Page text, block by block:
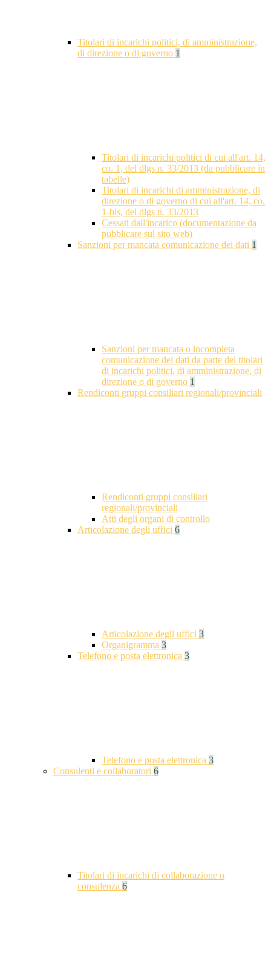
Titolari di incarichi politici, di amministrazione,
di direzione o di governo 1
Titolari di incarichi politici di cui all'art. 14,
co. 1, del dlgs n. 33/2013 (da pubblicare in
tabelle)
Titolari di incarichi di amministrazione, di
direzione o di governo di cui all'art. 14, co.
1-bis, del dlgs n. 33/2013
Cessati dall'incarico (documentazione da
pubblicare sul sito web)
Sanzioni per mancata comunicazione dei dati 1
Sanzioni per mancata o incompleta
comunicazione dei dati da parte dei titolari
di incarichi politici, di amministrazione, di
direzione o di governo 1
Rendiconti gruppi consiliari regionali/provinciali
Rendiconti gruppi consiliari
regionali/provinciali
Atti degli organi di controllo
Articolazione degli uffici 6
Articolazione degli uffici 3
Organigramma 3
Telefono e posta elettronica 3
Telefono e posta elettronica 3
Consulenti e collaboratori 6
Titolari di incarichi di collaborazione o
consulenza 6